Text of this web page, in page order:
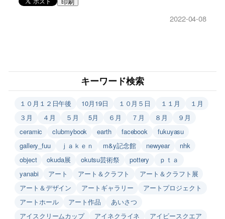
印刷
2022-04-08
キーワード検索
１０月１２日午後 10月19日 １０月５日 １１月
１月
３月
４月 ５月 5月 ６月 ７月 ８月
９月
ceramic
clubmybook earth facebook
fukuyasu
gallery_fuu
ｊａｋｅｎ m&y記念館 newyear
nhk
object
okuda展 okutsu芸術祭 pottery
ｐｔａ
yanabi
アート アート＆クラフト
アート＆クラフト展
アート＆デザイン
アートギャラリー
アートプロジェクト
アートホール
アート作品
あいさつ
アイスクリームカップ
アイネクライネ
アイビースクエア